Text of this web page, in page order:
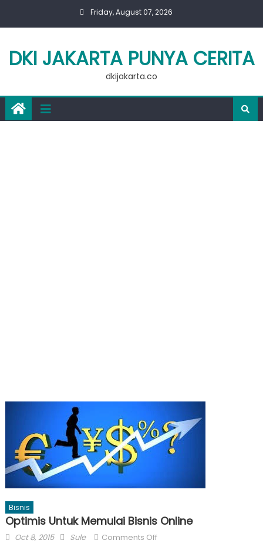
Friday, August 07, 2026
DKI JAKARTA PUNYA CERITA
dkijakarta.co
Bisnis
Optimis Untuk Memulai Bisnis Online
Posted
Oct 8, 2015 Author
Sule Comments Offon